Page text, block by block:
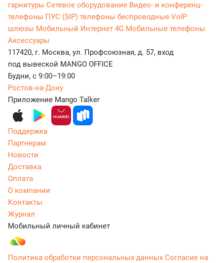
гарнитуры Сетевое оборудование Видео- и конференц-
телефоны ПУС (SIP) телефоны беспроводные VoIP
шлюзы Мобильный Интернет 4G Мобильные телефоны
Аксессуары
117420, г. Москва, ул. Профсоюзная, д. 57, вход
под вывеской MANGO OFFICE
Будни, с 9:00–19:00
Ростов-на-Дону
Приложение Mango Talker
Поддержка
Партнерам
Новости
Доставка
Оплата
О компании
Контакты
Журнал
Мобильный личный кабинет
Политика обработки персональных данных Согласие на